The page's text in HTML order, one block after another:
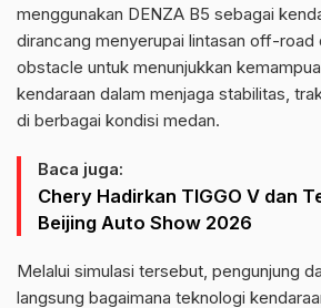
menggunakan DENZA B5 sebagai
dirancang menyerupai lintasan off-road
obstacle untuk menunjukkan
kendaraan dalam menjaga stabilitas,
di berbagai kondisi medan.
Baca juga:
Chery Hadirkan TIGGO V dan
Beijing Auto Show 2026
Melalui simulasi tersebut, pengunjung
langsung bagaimana teknologi